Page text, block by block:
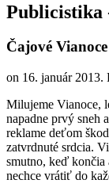
Publicistika
​Čajové Vianoce
on 16. január 2013.
Milujeme Vianoce,
napadne prvý sneh
reklame deťom
zatvrdnuté srdcia.
smutno, keď
nechce vrátiť do